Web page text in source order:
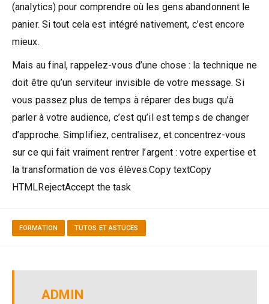
(analytics) pour comprendre où les gens abandonnent le
panier. Si tout cela est intégré nativement, c’est encore
mieux.
Mais au final, rappelez-vous d’une chose : la technique ne
doit être qu’un serviteur invisible de votre message. Si
vous passez plus de temps à réparer des bugs qu’à
parler à votre audience, c’est qu’il est temps de changer
d’approche. Simplifiez, centralisez, et concentrez-vous
sur ce qui fait vraiment rentrer l’argent : votre expertise et
la transformation de vos élèves.Copy textCopy
HTMLRejectAccept the task
FORMATION TUTOS ET ASTUCES
ADMIN